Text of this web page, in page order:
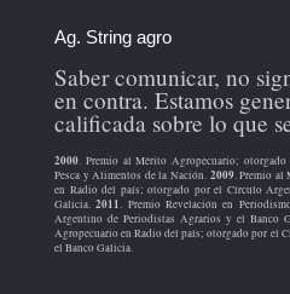
Ag. String agro
Saber comunicar, no
en contra. Estamos
calificada sobre lo que
2000. Premio al Mérito Agropecuario;
Pesca y Alimentos de la Nación. 2009. Premio al
en Radio del país; otorgado por el Círculo
Galicia.2011. Premio Revelación en
Argentino de Periodistas Agrarios y el Banco
Agropecuario en Radio del país; otorgado por el
el Banco Galicia.